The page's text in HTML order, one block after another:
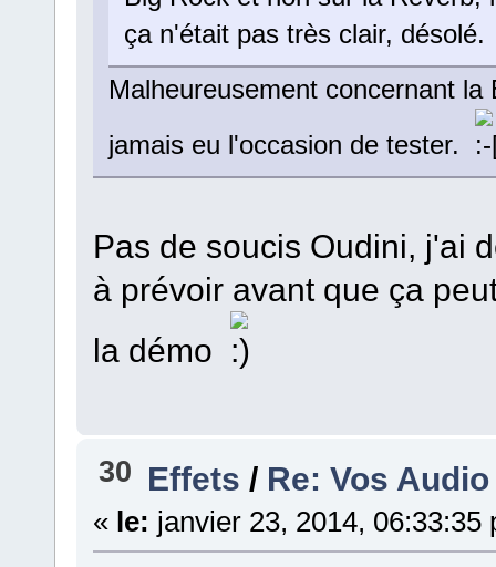
ça n'était pas très clair, désolé.
Malheureusement concernant
jamais eu l'occasion de tester.
Pas de soucis Oudini, j'ai
à prévoir avant que ça
la démo
30 Effets / Re: Vos
« le: janvier 23, 2014, 06:33:35